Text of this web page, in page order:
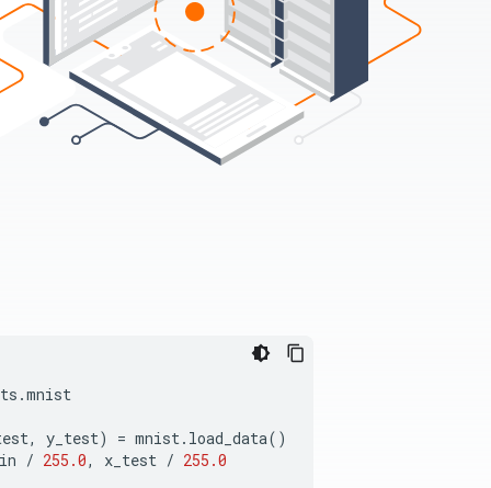
.mnist
, y_test) = mnist. load_data()
/ 255.0, x_test / 255.0